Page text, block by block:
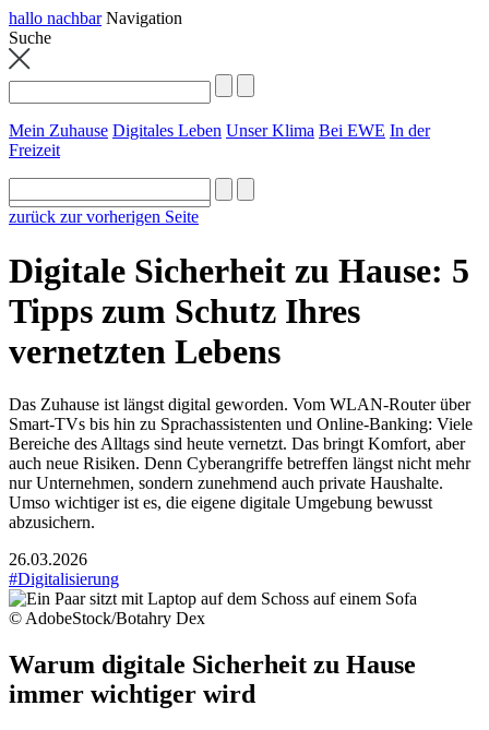
hallo nachbar Navigation
Suche
Mein Zuhause Digitales Leben Unser Klima Bei EWE In der
Freizeit
zurück zur vorherigen Seite
Digitale Sicherheit zu Hause: 5
Tipps zum Schutz Ihres
vernetzten Lebens
Das Zuhause ist längst digital geworden. Vom WLAN-Router über
Smart-TVs bis hin zu Sprachassistenten und Online-Banking: Viele
Bereiche des Alltags sind heute vernetzt. Das bringt Komfort, aber
auch neue Risiken. Denn Cyberangriffe betreffen längst nicht mehr
nur Unternehmen, sondern zunehmend auch private Haushalte.
Umso wichtiger ist es, die eigene digitale Umgebung bewusst
abzusichern.
26.03.2026
#Digitalisierung
© AdobeStock/Botahry Dex
Warum digitale Sicherheit zu Hause
immer wichtiger wird